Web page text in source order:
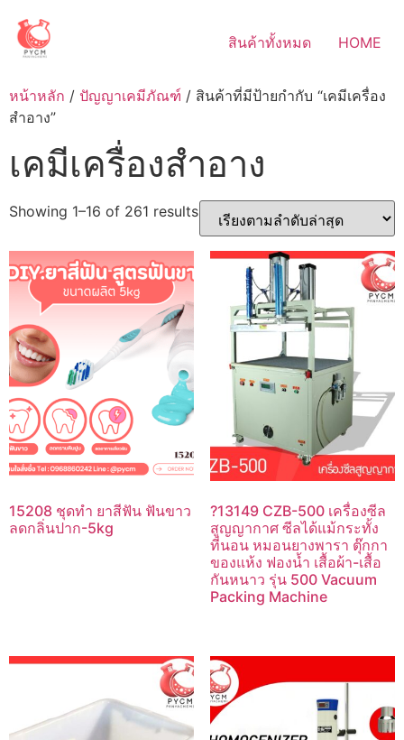
content
สินค้าทั้งหมด HOME
หน้าหลัก / ปัญญาเคมีภัณฑ์ / สินค้าที่มีป้ายกำกับ “เคมีเครื่อง
สำอาง”
เคมีเครื่องสำอาง
Showing 1–16 of 261 resultsSorted
by
latest
15208 ชุดทำ ยาสีฟัน ฟันขาว
ลดกลิ่นปาก-5kg
?13149 CZB-500 เครื่องซีล
สูญญากาศ ซีลได้แม้กระทั้ง
ที่นอน หมอนยางพารา ตุ๊กกา
ของแห้ง ฟองน้ำ เสื้อผ้า-เสื้อ
กันหนาว รุ่น 500 Vacuum
Packing Machine